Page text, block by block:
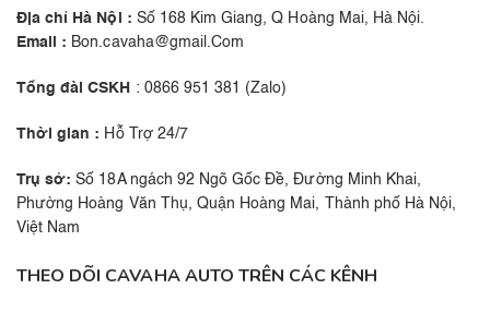
Địa chỉ Hà Nội : Số 168 Kim Giang, Q Hoàng Mai, Hà Nội.
Email : Bon.cavaha@gmail.Com
Tổng đài CSKH : 0866 951 381 (Zalo)
Thời gian : Hỗ Trợ 24/7
Trụ sở: Số 18A ngách 92 Ngõ Gốc Đề, Đường Minh Khai,
Phường Hoàng Văn Thụ, Quận Hoàng Mai, Thành phố Hà Nội,
Việt Nam
THEO DÕI CAVAHA AUTO TRÊN CÁC KÊNH